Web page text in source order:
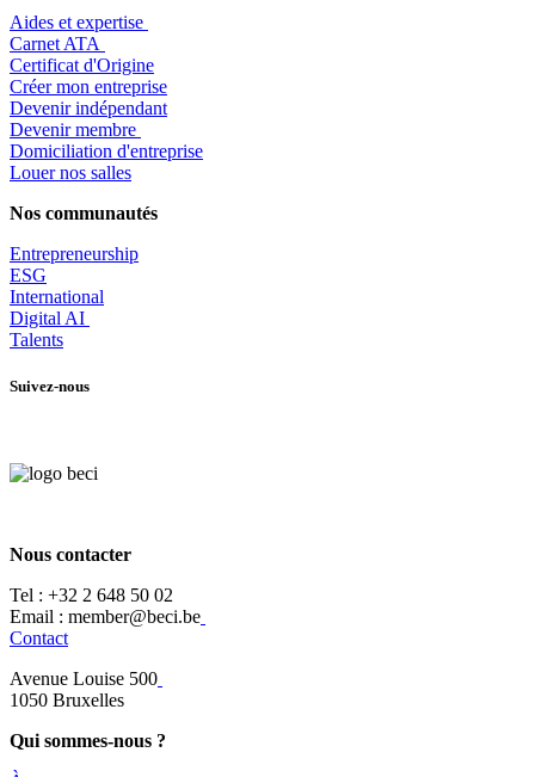
Aides et expertise
​Carnet ATA
Certificat d'Origine
Créer mon entreprise
Devenir indépendant
Devenir membre
​Domiciliation d'entreprise
Louer nos salles
Nos communautés
Entrepreneurship
ESG
International
Digital AI
Talents
Suivez-nous
Nous contacter
Tel : +32 2 648 50 02​
​​Email : member@beci.be
Contact
Avenue Louise 500
​1050 Bruxelles
Qui sommes-nous ?